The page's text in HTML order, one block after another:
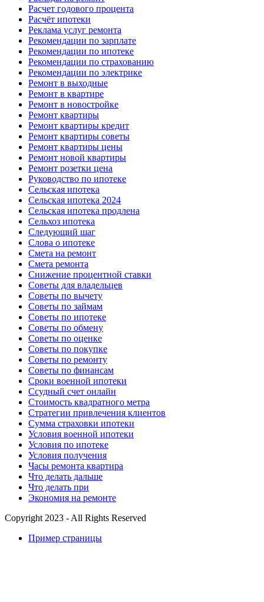
Расчет годового процента
Расчёт ипотеки
Реклама услуг ремонта
Рекомендации по зарплате
Рекомендации по ипотеке
Рекомендации по страхованию
Рекомендации по электрике
Ремонт в выходные
Ремонт в квартире
Ремонт в новостройке
Ремонт квартиры
Ремонт квартиры кредит
Ремонт квартиры советы
Ремонт квартиры цены
Ремонт новой квартиры
Ремонт розетки цена
Руководство по ипотеке
Сельская ипотека
Сельская ипотека 2024
Сельская ипотека продлена
Сельхоз ипотека
Следующий шаг
Слова о ипотеке
Смета на ремонт
Смета ремонта
Снижение процентной ставки
Советы для владельцев
Советы по вычету
Советы по займам
Советы по ипотеке
Советы по обмену
Советы по оценке
Советы по покупке
Советы по ремонту
Советы по финансам
Сроки военной ипотеки
Ссудный счет онлайн
Стоимость квадратного метра
Стратегии привлечения клиентов
Сумма страховки ипотеки
Условия военной ипотеки
Условия по ипотеке
Условия получения
Часы ремонта квартира
Что делать дальше
Что делать при
Экономия на ремонте
Copyright 2023 - All Rights Reserved
Пример страницы